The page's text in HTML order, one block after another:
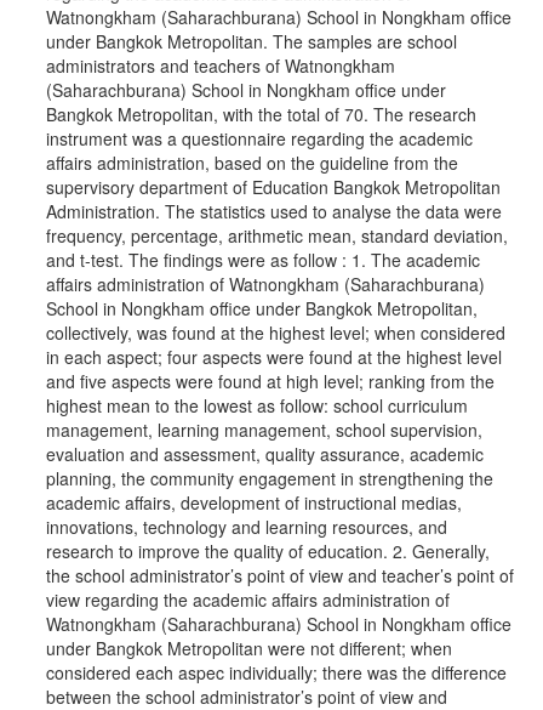
Watnongkham (Saharachburana) School in Nongkham office
under Bangkok Metropolitan. The samples are school
administrators and teachers of Watnongkham
(Saharachburana) School in Nongkham office under
Bangkok Metropolitan, with the total of 70. The research
instrument was a questionnaire regarding the academic
affairs administration, based on the guideline from the
supervisory department of Education Bangkok Metropolitan
Administration. The statistics used to analyse the data were
frequency, percentage, arithmetic mean, standard deviation,
and t-test. The findings were as follow : 1. The academic
affairs administration of Watnongkham (Saharachburana)
School in Nongkham office under Bangkok Metropolitan,
collectively, was found at the highest level; when considered
in each aspect; four aspects were found at the highest level
and five aspects were found at high level; ranking from the
highest mean to the lowest as follow: school curriculum
management, learning management, school supervision,
evaluation and assessment, quality assurance, academic
planning, the community engagement in strengthening the
academic affairs, development of instructional medias,
innovations, technology and learning resources, and
research to improve the quality of education. 2. Generally,
the school administrator’s point of view and teacher’s point of
view regarding the academic affairs administration of
Watnongkham (Saharachburana) School in Nongkham office
under Bangkok Metropolitan were not different; when
considered each aspec individually; there was the difference
between the school administrator’s point of view and